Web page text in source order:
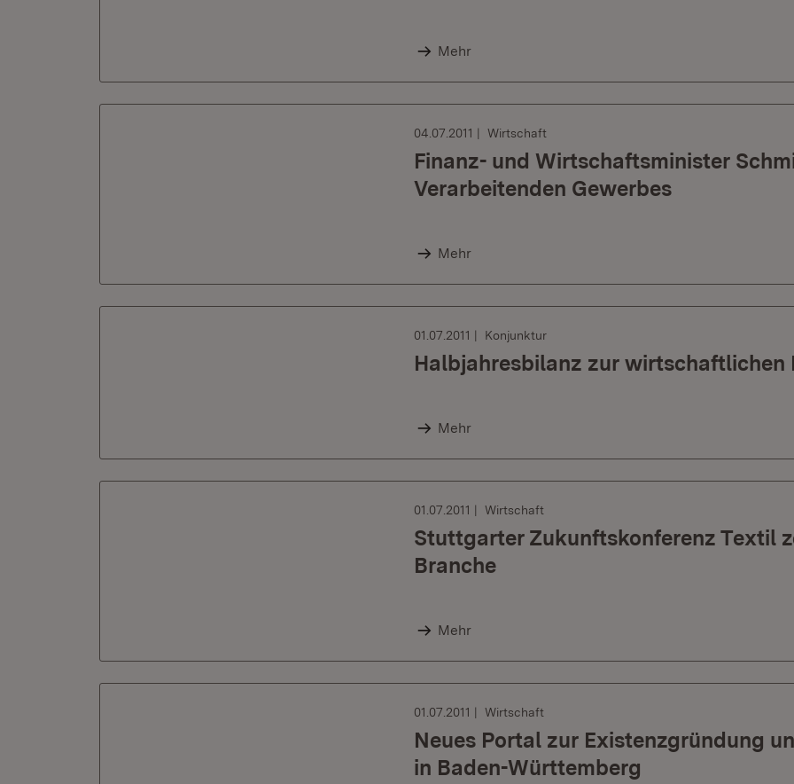
Mehr
04.07.2011 Wirtschaft
Finanz- und Wirtschaftsminister
Verarbeitenden Gewerbes
Mehr
01.07.2011 Konjunktur
Halbjahresbilanz zur
Mehr
01.07.2011 Wirtschaft
Stuttgarter Zukunftskonferenz Textil
Branche
Mehr
01.07.2011 Wirtschaft
Neues Portal zur Existenzgründung
in Baden-Württemberg